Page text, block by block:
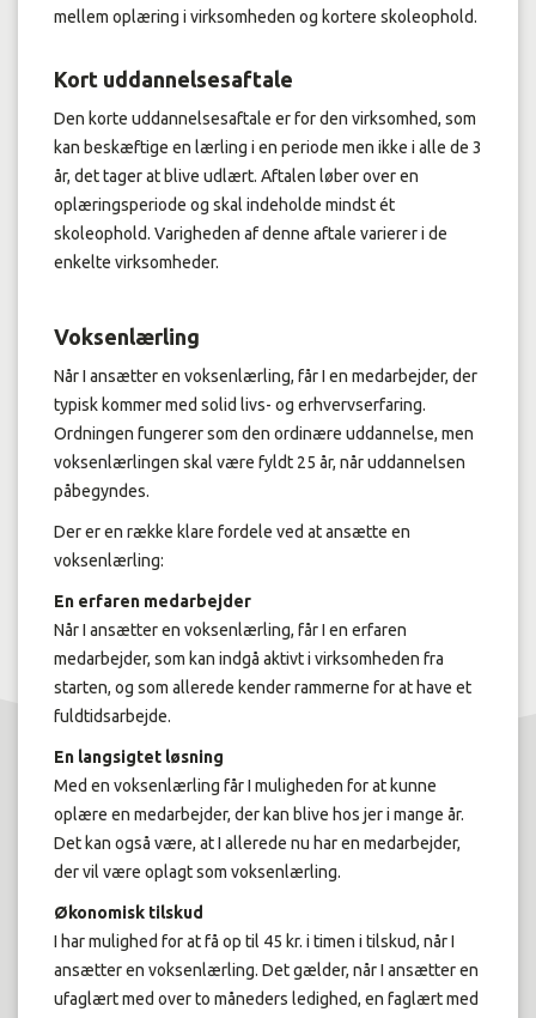
mellem oplæring i virksomheden og kortere skoleophold.
Kort uddannelsesaftale
Den korte uddannelsesaftale er for den virksomhed, som
kan beskæftige en lærling i en periode men ikke i alle de 3
år, det tager at blive udlært. Aftalen løber over en
oplæringsperiode og skal indeholde mindst ét
skoleophold. Varigheden af denne aftale varierer i de
enkelte virksomheder.
Voksenlærling
Når I ansætter en voksenlærling, får I en medarbejder, der
typisk kommer med solid livs- og erhvervserfaring.
Ordningen fungerer som den ordinære uddannelse, men
voksenlærlingen skal være fyldt 25 år, når uddannelsen
påbegyndes.
Der er en række klare fordele ved at ansætte en
voksenlærling:
En erfaren medarbejder
Når I ansætter en voksenlærling, får I en erfaren
medarbejder, som kan indgå aktivt i virksomheden fra
starten, og som allerede kender rammerne for at have et
fuldtidsarbejde.
En langsigtet løsning
Med en voksenlærling får I muligheden for at kunne
oplære en medarbejder, der kan blive hos jer i mange år.
Det kan også være, at I allerede nu har en medarbejder,
der vil være oplagt som voksenlærling.
Økonomisk tilskud
I har mulighed for at få op til 45 kr. i timen i tilskud, når I
ansætter en voksenlærling. Det gælder, når I ansætter en
ufaglært med over to måneders ledighed, en faglært med